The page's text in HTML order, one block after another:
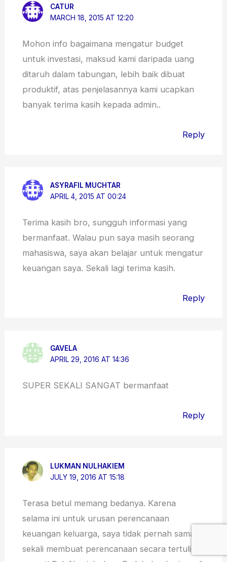
CATUR
MARCH 18, 2015 AT 12:20
Mohon info bagaimana mengatur budget
untuk investasi, maksud kami daripada uang
ditaruh dalam tabungan, lebih baik dibuat
produktif, atas penjelasannya kami ucapkan
banyak terima kasih kepada admin..
Reply
ASYRAFIL MUCHTAR
APRIL 4, 2015 AT 00:24
Terima kasih bro, sungguh informasi yang
bermanfaat. Walau pun saya masih seorang
mahasiswa, saya akan belajar untuk mengatur
keuangan saya. Sekali lagi terima kasih.
Reply
GAVELA
APRIL 29, 2016 AT 14:36
SUPER SEKALI SANGAT bermanfaat
Reply
LUKMAN NULHAKIEM
JULY 19, 2016 AT 15:18
Terasa betul memang bedanya. Karena
selama ini untuk urusan perencanaan
keuangan keluarga, saya tidak pernah sama
sekali membuat perencanaan secara tertulis